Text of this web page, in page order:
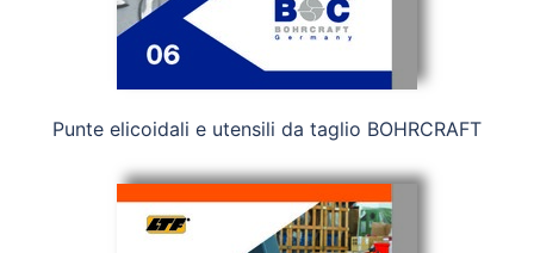
Punte elicoidali e utensili da taglio BOHRCRAFT